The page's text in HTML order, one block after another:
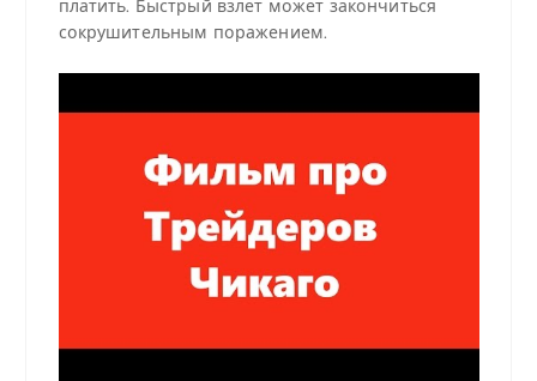
платить. Быстрый взлет может закончиться
сокрушительным поражением.